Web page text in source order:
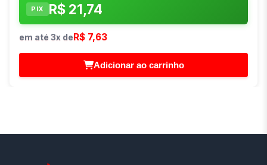
PIX R$ 21,74
em até 3x deR$ 7,63
Adicionar ao carrinho